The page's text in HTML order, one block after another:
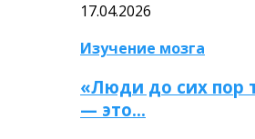
17.04.2026
Изучение мозга
«Люди до сих пор
— это…